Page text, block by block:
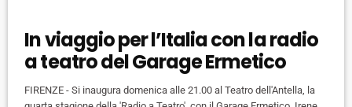
In viaggio per l’Italia con la radio
a teatro del Garage Ermetico
FIRENZE - Si inaugura domenica alle 21.00 al Teatro dell'Antella, la